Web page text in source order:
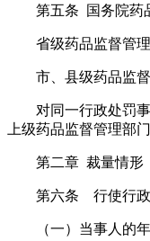
第五条 国务院药
省级药品监督管
市、县级药品监
对同一行政处罚
上级药品监督管理部
第二章 裁量情形
第六条 行使行政
（一）当事人的